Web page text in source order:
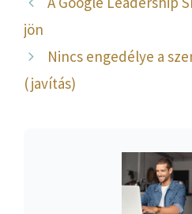
jön
Nincs engedélye a
(javítás)